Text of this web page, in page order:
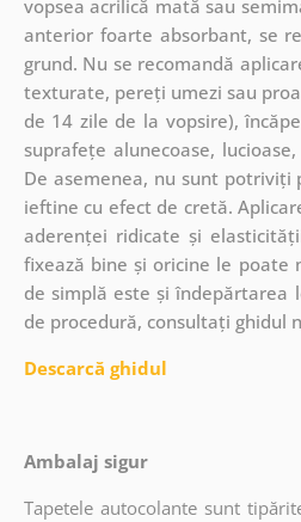
vopsea acrilică mată sau
anterior foarte absorbant, se
grund. Nu se recomandă
texturate, pereți umezi sau
de 14 zile de la vopsire),
suprafețe alunecoase,
De asemenea, nu sunt potriviți
ieftine cu efect de cretă.
aderenței ridicate și
fixează bine și oricine le poate
de simplă este și îndepărtarea
de procedură, consultați ghidul
Descarcă ghidul
Ambalaj sigur
Tapetele autocolante sunt